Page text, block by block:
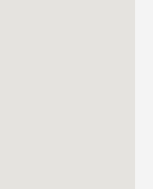
于三楼。 如果您有